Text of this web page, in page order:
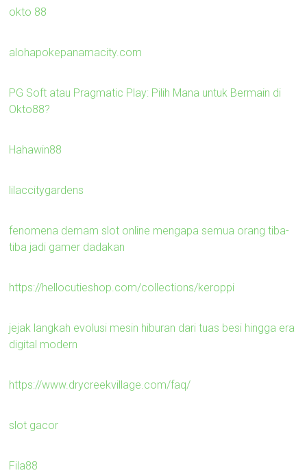
okto 88
alohapokepanamacity.com
PG Soft atau Pragmatic Play: Pilih Mana untuk Bermain di
Okto88?
Hahawin88
lilaccitygardens
fenomena demam slot online mengapa semua orang tiba-
tiba jadi gamer dadakan
https://hellocutieshop.com/collections/keroppi
jejak langkah evolusi mesin hiburan dari tuas besi hingga era
digital modern
https://www.drycreekvillage.com/faq/
slot gacor
Fila88